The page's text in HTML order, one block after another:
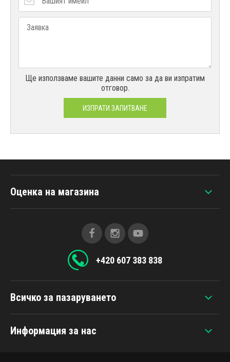
Ще използваме вашите данни само за да ви изпратим
отговор.
ИЗПРАТИ ЗАПИТВАНЕ
Всичко за пазаруването
Информация за нас
Оценка на магазина
+420 607 383 838